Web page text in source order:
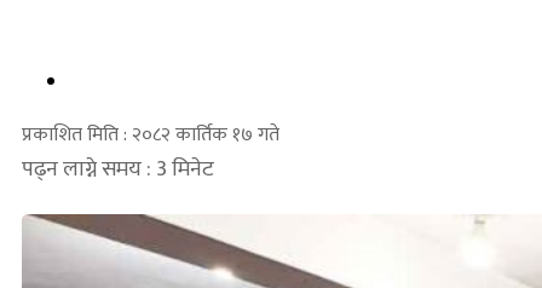
प्रकाशित मिति : २०८२ कार्तिक १७ गते
पढ्न लाग्ने समय : 3 मिनेट